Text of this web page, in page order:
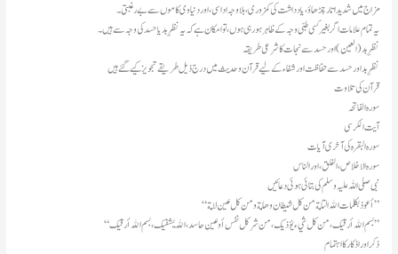
مزاج میں شدید اتار چڑھاؤ، یادداشت کی کمزوری، بلاوجہ اداسی، اور دنیاوی کاموں سے بےرغبتی۔
یہ تمام علامات اگر بغیر کسی طبی وجہ کے ظاہر ہو رہی ہوں، تو امکان ہے کہ یہ نظرِ بد یا حسد کی وجہ سے ہیں۔
نظرِ بد (العین) اور حسد سے نجات کا شرعی طریقہ
نظرِ بد اور حسد سے حفاظت اور شفاء کے لیے قرآن و حدیث میں درج ذیل طریقے تجویز کیے گئے ہیں
​قرآن کی تلاوت
سورہ الفاتحہ
آیت الکرسی
سورہ البقرہ کی آخری آیات
سورہ الاخلاص، الفلق، اور الناس
​نبی صلی اللہ علیہ وسلم کی بتائی ہوئی دعائیں
“أعوذ بكلمات الله التامة من كل شيطان وهامة ومن كل عين لامة”
“بسم الله أرقيك، من كل شيء يؤذيك، من شر كل نفس أو عين حاسد، الله يشفيك، بسم الله أرقيك”
​ذکر اور اذکار کا اہتمام